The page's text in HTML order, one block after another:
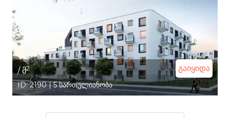
/ მ2 გაიყიდა
ID: 2190 | 5 სართულიანობა